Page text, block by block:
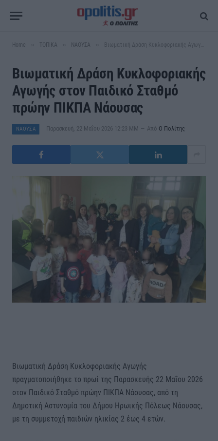
Home ΤΟΠΙΚΑ ΝΑΟΥΣΑ Βιωματική Δράση Κυκλοφοριακής Αγωγής στον Παιδικό Σταθμό πρώην ΠΙΚΠΑ Νάουσας
Βιωματική Δράση Κυκλοφοριακής
Αγωγής στον Παιδικό Σταθμό
πρώην ΠΙΚΠΑ Νάουσας
ΝΑΟΥΣΑ Παρασκευή, 22 Μαΐου 2026 12:23 ΜΜ Από Ο Πολίτης
Βιωματική Δράση Κυκλοφοριακής Αγωγής
πραγματοποιήθηκε το πρωί της Παρασκευής 22 Μαΐου 2026
στον Παιδικό Σταθμό πρώην ΠΙΚΠΑ Νάουσας, από τη
Δημοτική Αστυνομία του Δήμου Ηρωικής Πόλεως Νάουσας,
με τη συμμετοχή παιδιών ηλικίας 2 έως 4 ετών.